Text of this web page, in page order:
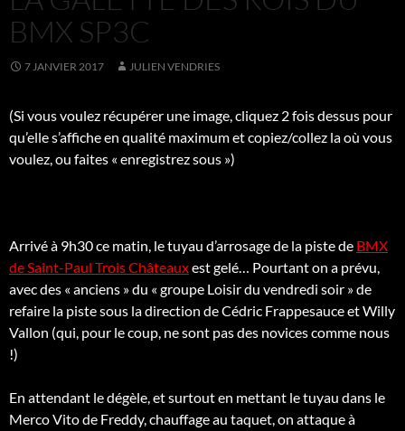
BMX SP3C
7 JANVIER 2017 JULIEN VENDRIES
(Si vous voulez récupérer une image, cliquez 2 fois dessus pour
qu’elle s’affiche en qualité maximum et copiez/collez la où vous
voulez, ou faites « enregistrez sous »)
Arrivé à 9h30 ce matin, le tuyau d’arrosage de la piste de BMX
de Saint-Paul Trois Châteauxest gelé… Pourtant on a prévu,
avec des « anciens » du « groupe Loisir du vendredi soir » de
refaire la piste sous la direction de Cédric Frappesauce et Willy
Vallon (qui, pour le coup, ne sont pas des novices comme nous
!)
En attendant le dégèle, et surtout en mettant le tuyau dans le
Merco Vito de Freddy, chauffage au taquet, on attaque à